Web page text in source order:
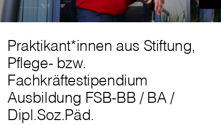
Praktikant*innen aus Stiftung,
Pflege- bzw.
Fachkräftestipendium
Ausbildung FSB-BB /BA/
Dipl.Soz.Päd.